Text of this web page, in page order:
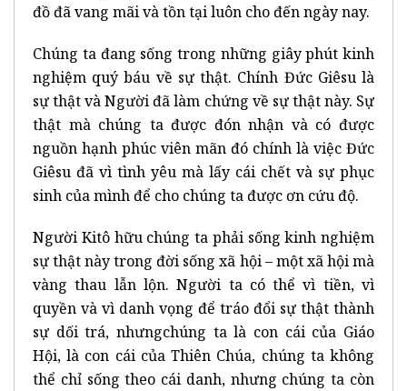
đồ đã vang mãi và tồn tại luôn cho đến ngày nay.
Chúng ta đang sống trong những giây phút kinh
nghiệm quý báu về sự thật. Chính Đức Giêsu là
sự thật và Người đã làm chứng về sự thật này. Sự
thật mà chúng ta được đón nhận và có được
nguồn hạnh phúc viên mãn đó chính là việc Đức
Giêsu đã vì tình yêu mà lấy cái chết và sự phục
sinh của mình để cho chúng ta được ơn cứu độ.
Người Kitô hữu chúng ta phải sống kinh nghiệm
sự thật này trong đời sống xã hội – một xã hội mà
vàng thau lẫn lộn. Người ta có thể vì tiền, vì
quyền và vì danh vọng để tráo đổi sự thật thành
sự dối trá, nhưngchúng ta là con cái của Giáo
Hội, là con cái của Thiên Chúa, chúng ta không
thể chỉ sống theo cái danh, nhưng chúng ta còn